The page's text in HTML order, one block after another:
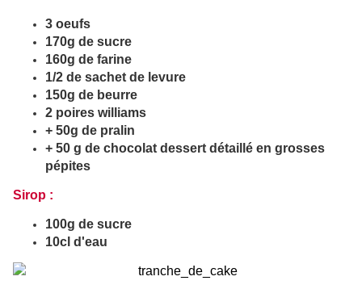
3 oeufs
170g de sucre
160g de farine
1/2 de sachet de levure
150g de beurre
2 poires williams
+ 50g de pralin
+ 50 g de chocolat dessert détaillé en grosses
pépites
Sirop :
100g de sucre
10cl d'eau